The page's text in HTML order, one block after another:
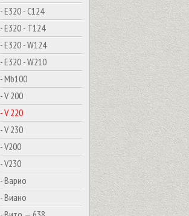
- E320 - C124
- E320 - T124
- E320 - W124
- E320 - W210
- Mb100
- V 200
- V 220
- V 230
- V200
- V230
- Варио
- Виано